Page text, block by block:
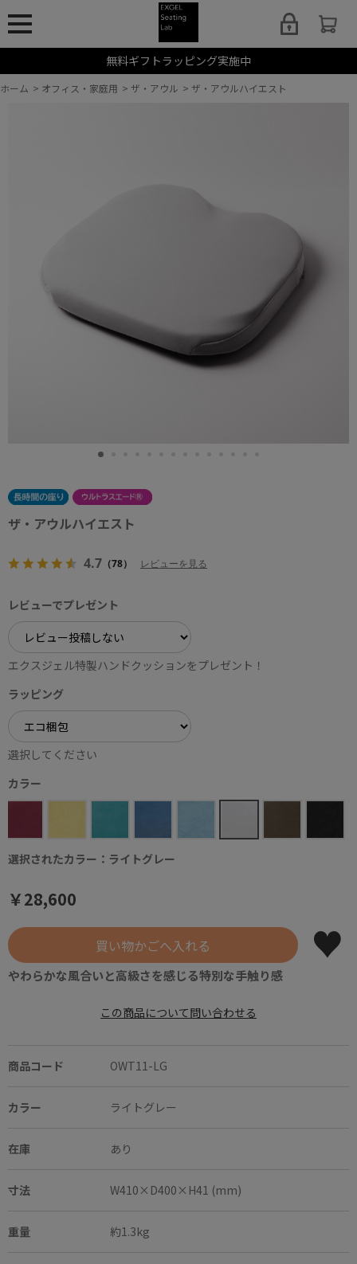
無料ギフトラッピング実施中
ホーム > オフィス・家庭用 > ザ・アウル > ザ・アウルハイエスト
ザ・アウルハイエスト
4.7 （78） レビューを見る
やわらかな風合いと高級さを感じる特別な手触り感
￥28,600
商品コード OWT11-LG
カラー ライトグレー
在庫 あり
寸法 W410×D400×H41 (mm)
重量 約1.3kg
レビューでプレゼント
エクスジェル特製ハンドクッションをプレゼント！
ラッピング
選択してください
カラー
選択されたカラー：ライトグレー
この商品について問い合わせる